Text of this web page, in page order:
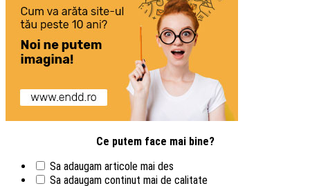
Ce putem face mai bine?
Sa adaugam articole mai des
Sa adaugam continut mai de calitate